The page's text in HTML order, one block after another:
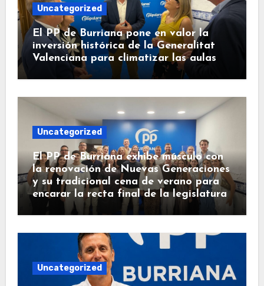
Uncategorized
El PP de Burriana pone en valor la
inversión histórica de la Generalitat
Valenciana para climatizar las aulas
Uncategorized
El PP de Burriana exhibe músculo con
la renovación de Nuevas Generaciones
y su tradicional cena de verano para
encarar la recta final de la legislatura
Uncategorized